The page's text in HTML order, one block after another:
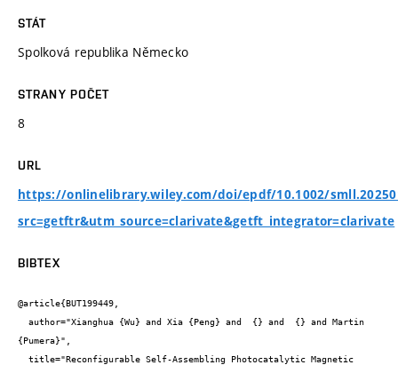
STÁT
Spolková republika Německo
STRANY POČET
8
URL
https://onlinelibrary.wiley.com/doi/epdf/10.1002/
src=getftr&utm_source=clarivate&getft_integrator=clarivate
BIBTEX
@article{BUT199449,
{Pumera}",